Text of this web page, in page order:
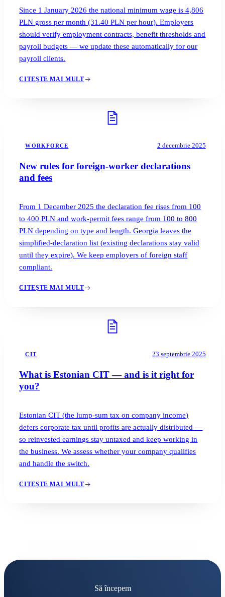
Since 1 January 2026 the national minimum wage is 4,806
PLN gross per month (31.40 PLN per hour). Employers
should verify employment contracts, benefit thresholds and
payroll budgets — we update these automatically for our
payroll clients.
CITEȘTE MAI MULT
WORKFORCE 2 decembrie 2025
New rules for foreign-worker declarations
and fees
From 1 December 2025 the declaration fee rises from 100
to 400 PLN and work-permit fees range from 100 to 800
PLN depending on type and length. Georgia leaves the
simplified-declaration list (existing declarations stay valid
until they expire). We keep employers of foreign staff
compliant.
CITEȘTE MAI MULT
CIT 23 septembrie 2025
What is Estonian CIT — and is it right for
you?
Estonian CIT (the lump-sum tax on company income)
defers corporate tax until profits are actually distributed —
so reinvested earnings stay untaxed and keep working in
the business. We assess whether your company qualifies
and handle the switch.
CITEȘTE MAI MULT
Să începem